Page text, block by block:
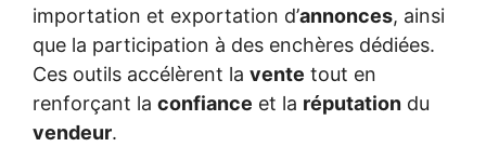
importation et exportation d’annonces, ainsi
que la participation à des enchères dédiées.
Ces outils accélèrent la vente tout en
renforçant la confiance et la réputation du
vendeur.